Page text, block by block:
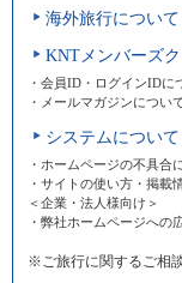
海外旅行について
KNTメンバーズ
・会員ID・ログインIDに
・メールマガジンについ
システムについて
・ホームページの不具合
・サイトの使い方・掲載
＜企業・法人様向け＞
・弊社ホームページへの
※ご旅行に関するご相